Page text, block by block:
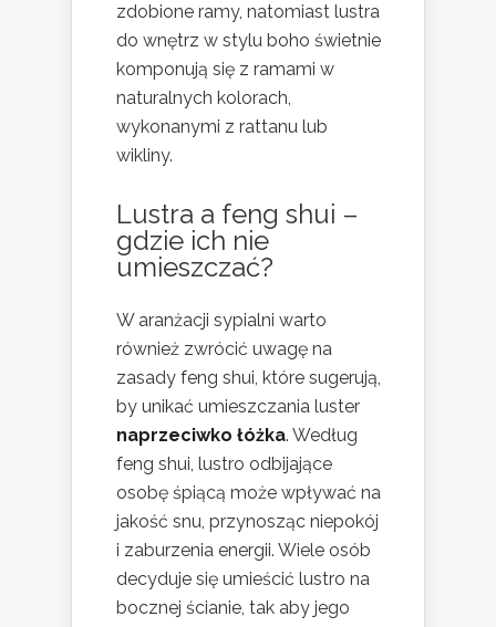
zdobione ramy, natomiast lustra
do wnętrz w stylu boho świetnie
komponują się z ramami w
naturalnych kolorach,
wykonanymi z rattanu lub
wikliny.
Lustra a feng shui –
gdzie ich nie
umieszczać?
W aranżacji sypialni warto
również zwrócić uwagę na
zasady feng shui, które sugerują,
by unikać umieszczania luster
naprzeciwko łóżka. Według
feng shui, lustro odbijające
osobę śpiącą może wpływać na
jakość snu, przynosząc niepokój
i zaburzenia energii. Wiele osób
decyduje się umieścić lustro na
bocznej ścianie, tak aby jego